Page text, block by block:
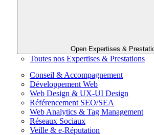
Open Expertises &
Toutes nos Expertises & Prestations
Conseil & Accompagnement
Développement Web
Web Design & UX-UI Design
Référencement SEO/SEA
Web Analytics & Tag Management
Réseaux Sociaux
Veille & e-Réputation